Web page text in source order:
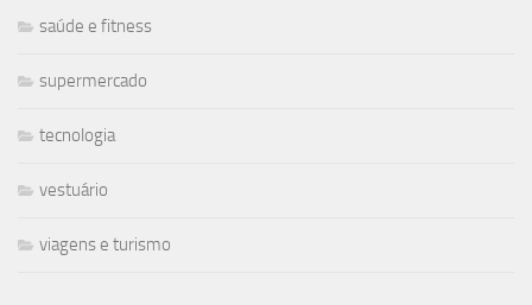
saúde e fitness
supermercado
tecnologia
vestuário
viagens e turismo